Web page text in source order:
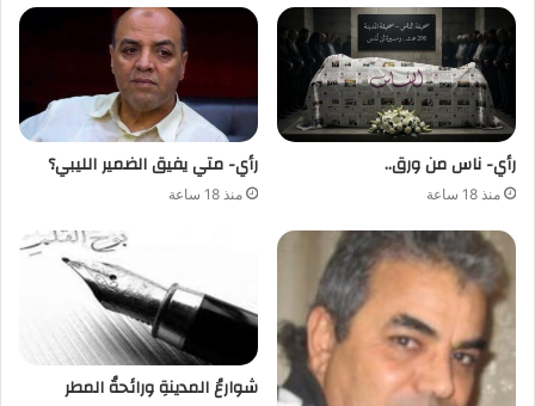
رأي- ناس من ورق..
منذ 18 ساعة
رأي- متي يفيق الضمير الليبي؟
منذ 18 ساعة
شوارعُ المدينةِ ورائحةُ المطر